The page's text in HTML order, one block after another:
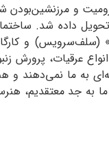
داده شد.
و
عرقیات،
به ما
جد معتقدیم،